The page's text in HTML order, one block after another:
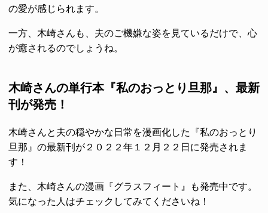
の愛が感じられます。
一方、木崎さんも、夫のご機嫌な姿を見ているだけで、心
が癒されるのでしょうね。
木崎さんの単行本『私のおっとり旦那』、最新
刊が発売！
木崎さんと夫の穏やかな日常を漫画化した『私のおっとり
旦那』の最新刊が２０２２年１２月２２日に発売されま
す！
また、木崎さんの漫画『グラスフィート』も発売中です。
気になった人はチェックしてみてくださいね！